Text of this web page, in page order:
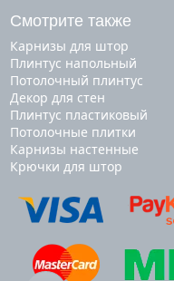
Смотрите также
карнизы для штор
плинтус напольный
потолочный плинтус
декор для стен
плинтус пластиковый
потолочные плитки
карнизы настенные
крючки для штор